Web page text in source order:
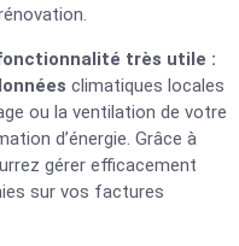
très utile :
climatiques locales
ou la ventilation de votre
d’énergie. Grâce à
gérer efficacement
sur vos factures